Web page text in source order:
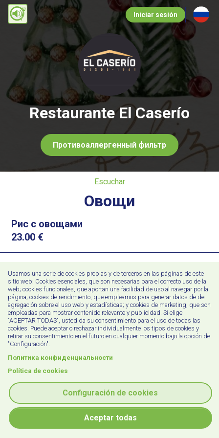
Pasar
Iniciar sesión
Restaurante El Caserío
Противоаллергенный фильтр
Escuchar
Овощи
Рис с овощами
23.00 €
22.00€
Овощное рагу с иберийской ветчиной
20.00€
Usamos una serie de cookies propias y de terceros en las páginas de este
sitio web: Cookies esenciales, que son necesarias para el correcto uso de la
web; cookies funcionales, que aportan una facilidad de uso al navegar por la
página; cookies de rendimiento, que empleamos para generar datos de de
agregación sobre el uso web y estadísticas; y cookies de marketing, que son
empleadas para mostrar contenido relevante y publicidad. Si elige
"ACEPTAR TODAS", usted da su consentimiento para el uso de todas las
cookies. Puede aceptar o rechazar individualmente los tipos de cookies y
retirar su consentimiento en el futuro en cualquier momento bajo la opción de
"Configuración".
Политика конфиденциальности
Política de cookies
Configuración de cookies
Aceptar todas
Copyright © 2026 Puntodis S.L.